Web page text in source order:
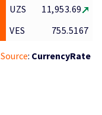
UZS
11,953.69
VES 755.5167
Source: CurrencyRate